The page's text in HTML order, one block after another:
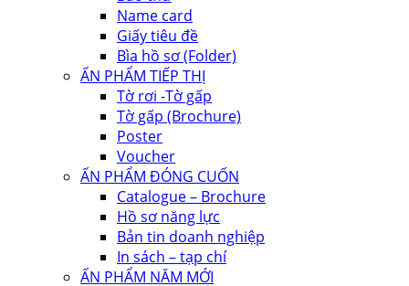
Name card
Giấy tiêu đề
Bìa hồ sơ (Folder)
ẤN PHẨM TIẾP THỊ
Tờ rơi -Tờ gấp
Tờ gấp (Brochure)
Poster
Voucher
ẤN PHẨM ĐÓNG CUỐN
Catalogue – Brochure
Hồ sơ năng lực
Bản tin doanh nghiệp
In sách – tạp chí
ẤN PHẨM NĂM MỚI